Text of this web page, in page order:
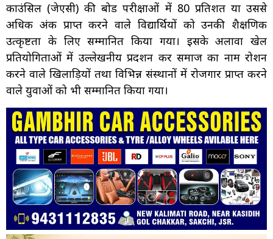
काउंसिल (जेएसी) की बोर्ड परीक्षाओं में 80 प्रतिशत या उससे
अधिक अंक प्राप्त करने वाले विद्यार्थियों को उनकी शैक्षणिक
उत्कृष्टता के लिए सम्मानित किया गया। इसके अलावा खेल
प्रतियोगिताओं में उल्लेखनीय प्रदर्शन कर समाज का नाम रोशन
करने वाले खिलाड़ियों तथा विभिन्न संस्थानों में रोजगार प्राप्त करने
वाले युवाओं को भी सम्मानित किया गया।